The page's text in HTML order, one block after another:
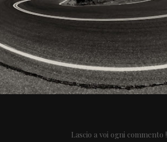
Lascio a voi ogni commento !